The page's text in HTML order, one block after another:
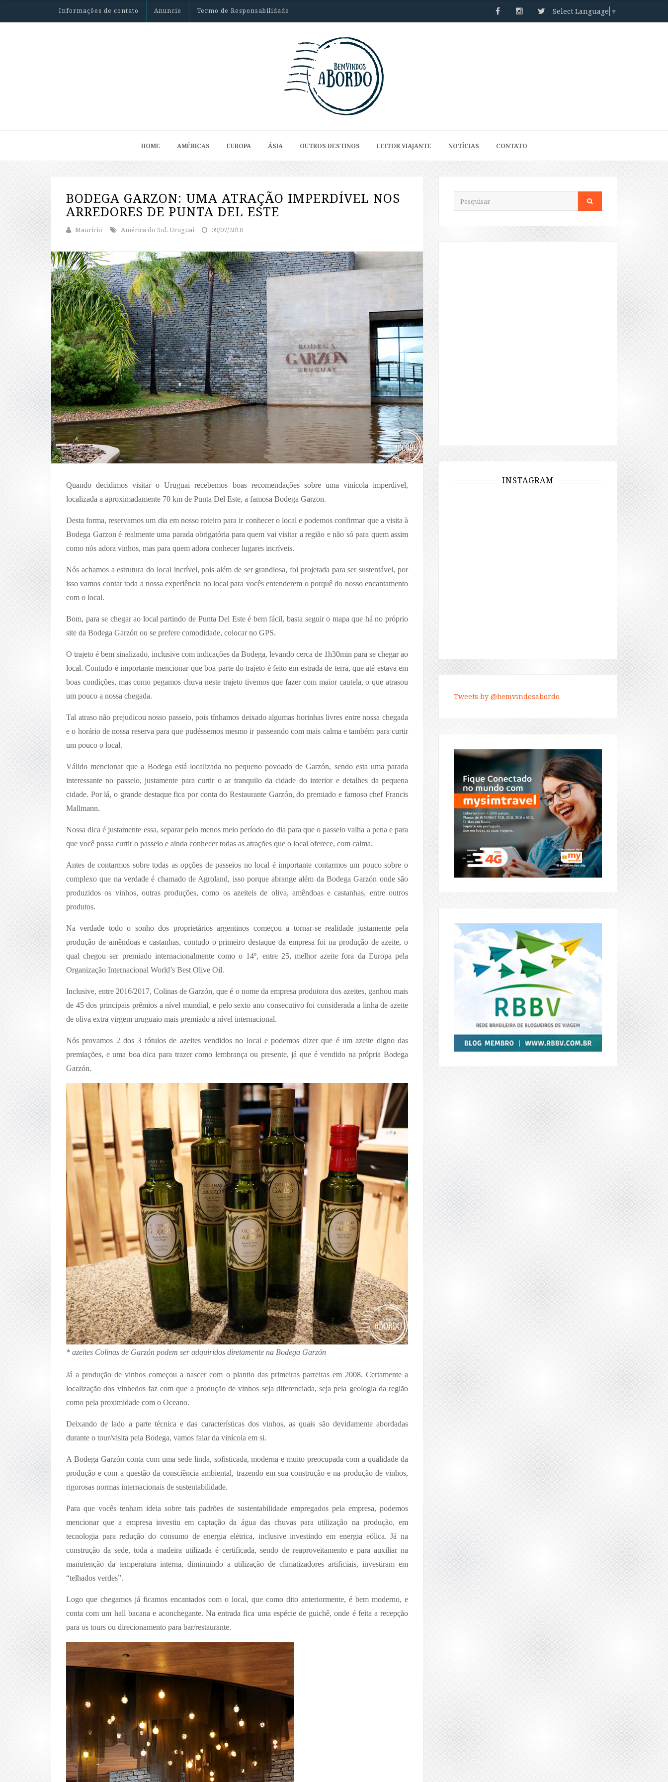
Informações de contato Anuncie Termo de Responsabilidade Select Language ▼
HOME AMÉRICAS EUROPA ÁSIA OUTROS DESTINOS LEITOR VIAJANTE NOTÍCIAS CONTATO
BODEGA GARZON: UMA ATRAÇÃO IMPERDÍVEL NOS
ARREDORES DE PUNTA DEL ESTE
Mauricio América do Sul, Uruguai 09/07/2018
Quando decidimos visitar o Uruguai recebemos boas recomendações sobre uma vinícola imperdível,
localizada a aproximadamente 70 km de Punta Del Este, a famosa Bodega Garzon.
Desta forma, reservamos um dia em nosso roteiro para ir conhecer o local e podemos confirmar que a visita à
Bodega Garzon é realmente uma parada obrigatória para quem vai visitar a região e não só para quem assim
como nós adora vinhos, mas para quem adora conhecer lugares incríveis.
Nós achamos a estrutura do local incrível, pois além de ser grandiosa, foi projetada para ser sustentável, por
isso vamos contar toda a nossa experiência no local para vocês entenderem o porquê do nosso encantamento
com o local.
Bom, para se chegar ao local partindo de Punta Del Este é bem fácil, basta seguir o mapa que há no próprio
site da Bodega Garzón ou se prefere comodidade, colocar no GPS.
O trajeto é bem sinalizado, inclusive com indicações da Bodega, levando cerca de 1h30min para se chegar ao
local. Contudo é importante mencionar que boa parte do trajeto é feito em estrada de terra, que até estava em
boas condições, mas como pegamos chuva neste trajeto tivemos que fazer com maior cautela, o que atrasou
um pouco a nossa chegada.
Tal atraso não prejudicou nosso passeio, pois tínhamos deixado algumas horinhas livres entre nossa chegada
e o horário de nossa reserva para que pudéssemos mesmo ir passeando com mais calma e também para curtir
um pouco o local.
Válido mencionar que a Bodega está localizada no pequeno povoado de Garzón, sendo esta uma parada
interessante no passeio, justamente para curtir o ar tranquilo da cidade do interior e detalhes da pequena
cidade. Por lá, o grande destaque fica por conta do Restaurante Garzón, do premiado e famoso chef Francis
Mallmann.
Nossa dica é justamente essa, separar pelo menos meio período do dia para que o passeio valha a pena e para
que você possa curtir o passeio e ainda conhecer todas as atrações que o local oferece, com calma.
Antes de contarmos sobre todas as opções de passeios no local é importante contarmos um pouco sobre o
complexo que na verdade é chamado de Agroland, isso porque abrange além da Bodega Garzón onde são
produzidos os vinhos, outras produções, como os azeiteis de oliva, amêndoas e castanhas, entre outros
produtos.
Na verdade todo o sonho dos proprietários argentinos começou a tornar-se realidade justamente pela
produção de amêndoas e castanhas, contudo o primeiro destaque da empresa foi na produção de azeite, o
qual chegou ser premiado internacionalmente como o 14º, entre 25, melhor azeite fora da Europa pela
Organização Internacional World’s Best Olive Oil.
Inclusive, entre 2016/2017, Colinas de Garzón, que é o nome da empresa produtora dos azeites, ganhou mais
de 45 dos principais prêmios a nível mundial, e pelo sexto ano consecutivo foi considerada a linha de azeite
de oliva extra virgem uruguaio mais premiado a nível internacional.
Nós provamos 2 dos 3 rótulos de azeites vendidos no local e podemos dizer que é um azeite digno das
premiações, e uma boa dica para trazer como lembrança ou presente, já que é vendido na própria Bodega
Garzón.
* azeites Colinas de Garzón podem ser adquiridos diretamente na Bodega Garzón
Já a produção de vinhos começou a nascer com o plantio das primeiras parreiras em 2008. Certamente a
localização dos vinhedos faz com que a produção de vinhos seja diferenciada, seja pela geologia da região
como pela proximidade com o Oceano.
Deixando de lado a parte técnica e das características dos vinhos, as quais são devidamente abordadas
durante o tour/visita pela Bodega, vamos falar da vinícola em si.
A Bodega Garzón conta com uma sede linda, sofisticada, moderna e muito preocupada com a qualidade da
produção e com a questão da consciência ambiental, trazendo em sua construção e na produção de vinhos,
rigorosas normas internacionais de sustentabilidade.
Para que vocês tenham ideia sobre tais padrões de sustentabilidade empregados pela empresa, podemos
mencionar que a empresa investiu em captação da água das chuvas para utilização na produção, em
tecnologia para redução do consumo de energia elétrica, inclusive investindo em energia eólica. Já na
construção da sede, toda a madeira utilizada é certificada, sendo de reaproveitamento e para auxiliar na
manutenção da temperatura interna, diminuindo a utilização de climatizadores artificiais, investiram em
“telhados verdes”.
Logo que chegamos já ficamos encantados com o local, que como dito anteriormente, é bem moderno, e
conta com um hall bacana e aconchegante. Na entrada fica uma espécie de guichê, onde é feita a recepção
para os tours ou direcionamento para bar/restaurante.
INSTAGRAM
Tweets by @bemvindosabordo